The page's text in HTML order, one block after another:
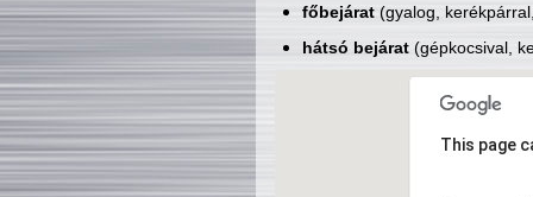
főbejárat(gyalog,
hátsó bejárat(gépkocsival,
This page